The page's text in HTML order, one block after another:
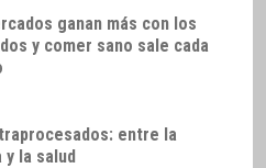
ganan más con los
y comer sano sale cada
entre la
y la salud